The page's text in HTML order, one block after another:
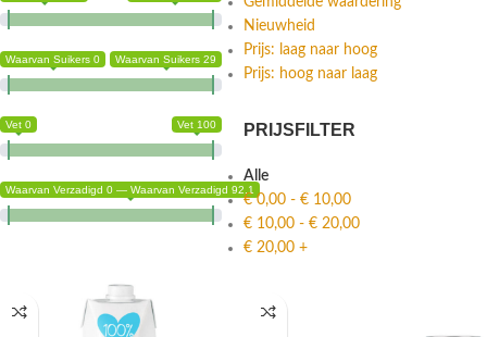
Waarvan Suikers 0 Waarvan Suikers 29
Vet 0 Vet 100
Waarvan Verzadigd 0 — Waarvan Verzadigd 92.1
Nieuwheid
Prijs: laag naar hoog
Prijs: hoog naar laag
PRIJSFILTER
Alle
€0,00 - € 10,00
€ 10,00 - € 20,00
€ 20,00 +